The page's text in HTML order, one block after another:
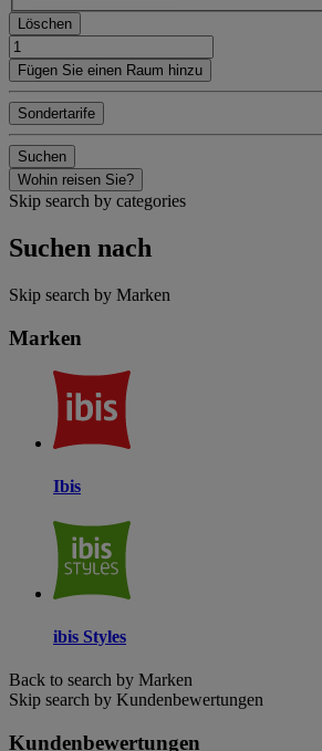
Löschen
Fügen Sie einen Raum hinzu
Sondertarife
Suchen
Wohin reisen Sie?
Skip search by categories
Suchen nach
Skip search by Marken
Marken
Ibis
ibis Styles
Back to search by Marken
Skip search by Kundenbewertungen
Kundenbewertungen